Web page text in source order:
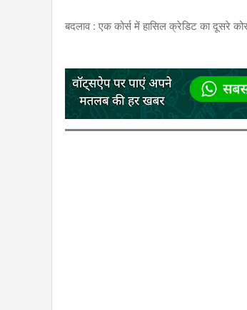
बदलाव : एक कोर्स में हासिल क्रेडिट का दूसरे